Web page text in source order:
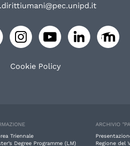
Cookie Policy
Triennale
Degree Programme (LM)
ARCHIVIO
Regione del